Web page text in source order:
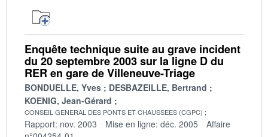
Enquête technique suite au grave incident
du 20 septembre 2003 sur la ligne D du
RER en gare de Villeneuve-Triage
BONDUELLE, Yves
DESBAZEILLE, Bertrand
KOENIG, Jean-Gérard
CONSEIL GENERAL DES PONTS ET CHAUSSEES (CGPC)
Rapport: nov. 2003 Mise en ligne: déc. 2005
Affaire